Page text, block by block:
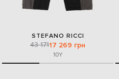
STEFANO RICCI
43 17117 269 грн
10Y